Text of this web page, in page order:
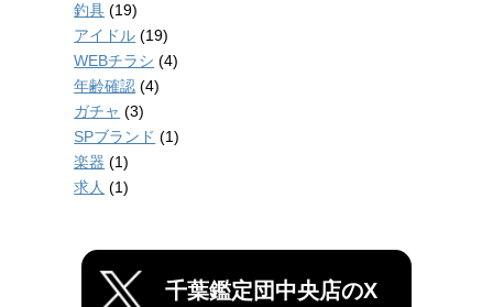
釣具 (19)
アイドル (19)
WEBチラシ (4)
年齢確認 (4)
ガチャ (3)
SPブランド (1)
楽器 (1)
求人 (1)
千葉鑑定団中央店のX